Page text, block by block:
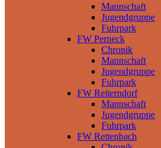
Mannschaft
Jugendgruppe
Fuhrpark
FW Perneck
Chronik
Mannschaft
Jugendgruppe
Fuhrpark
FW Reiterndorf
Mannschaft
Jugendgruppe
Fuhrpark
FW Rettenbach